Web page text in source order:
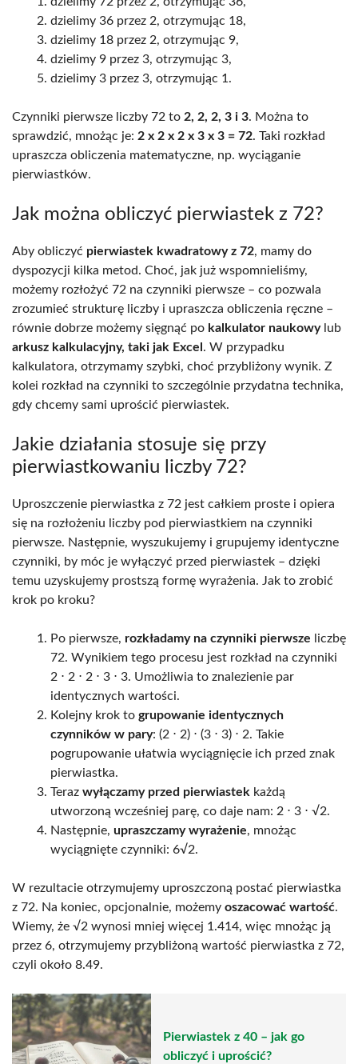
dzielimy 36 przez 2, otrzymując 18,
dzielimy 18 przez 2, otrzymując 9,
dzielimy 9 przez 3, otrzymując 3,
dzielimy 3 przez 3, otrzymując 1.
Czynniki pierwsze liczby 72 to 2, 2, 2, 3 i 3. Można to
sprawdzić, mnożąc je: 2 x 2 x 2 x 3 x 3 = 72. Taki rozkład
upraszcza obliczenia matematyczne, np. wyciąganie
pierwiastków.
Jak można obliczyć pierwiastek z 72?
Aby obliczyć pierwiastek kwadratowy z 72, mamy do
dyspozycji kilka metod. Choć, jak już wspomnieliśmy,
możemy rozłożyć 72 na czynniki pierwsze – co pozwala
zrozumieć strukturę liczby i upraszcza obliczenia ręczne –
równie dobrze możemy sięgnąć po kalkulator naukowylub
arkusz kalkulacyjny, taki jak Excel . W przypadku
kalkulatora, otrzymamy szybki, choć przybliżony wynik. Z
kolei rozkład na czynniki to szczególnie przydatna technika,
gdy chcemy sami uprościć pierwiastek.
Jakie działania stosuje się przy
pierwiastkowaniu liczby 72?
Uproszczenie pierwiastka z 72 jest całkiem proste i opiera
się na rozłożeniu liczby pod pierwiastkiem na czynniki
pierwsze. Następnie, wyszukujemy i grupujemy identyczne
czynniki, by móc je wyłączyć przed pierwiastek – dzięki
temu uzyskujemy prostszą formę wyrażenia. Jak to zrobić
krok po kroku?
Po pierwsze, rozkładamy na czynniki pierwsze liczbę
72. Wynikiem tego procesu jest rozkład na czynniki
2 ⋅ 2 ⋅ 2 ⋅ 3 ⋅ 3. Umożliwia to znalezienie par
identycznych wartości.
Kolejny krok to grupowanie identycznych
czynników w pary: (2 ⋅ 2) ⋅ (3 ⋅ 3) ⋅ 2. Takie
pogrupowanie ułatwia wyciągnięcie ich przed znak
pierwiastka.
Teraz wyłączamy przed pierwiastek każdą
utworzoną wcześniej parę, co daje nam: 2 ⋅ 3 ⋅ √2.
Następnie, upraszczamy wyrażenie, mnożąc
wyciągnięte czynniki: 6√2.
W rezultacie otrzymujemy uproszczoną postać pierwiastka
z 72. Na koniec, opcjonalnie, możemy oszacować wartość.
Wiemy, że √2 wynosi mniej więcej 1.414, więc mnożąc ją
przez 6, otrzymujemy przybliżoną wartość pierwiastka z 72,
czyli około 8.49.
Pierwiastek z 40 – jak go
obliczyć i uprościć?